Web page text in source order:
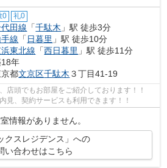
0 礼0
田線 「千駄木 」駅 徒歩3分
線 「 日暮里 」駅 徒歩10分
東北線 「西日暮里 」駅 徒歩11分
年
都文京区千駄木 ３丁目41-19
店頭でもお部屋をご紹介しております！！
見、契約サービスも利用できます！！
情報がありません。
クスレジデンス」への
い合わせはこちら